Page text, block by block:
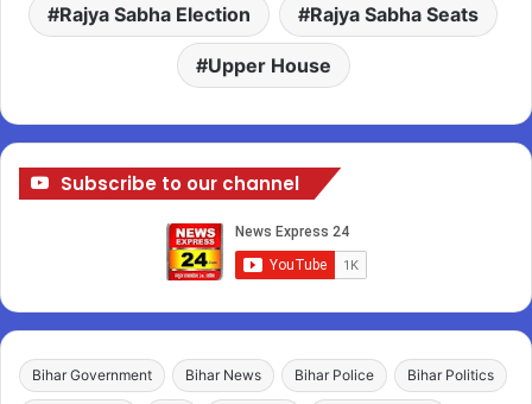
Rajya Sabha Election Rajya Sabha Seats
Upper House
Subscribe to our channel
Bihar Government Bihar News Bihar Police Bihar Politics